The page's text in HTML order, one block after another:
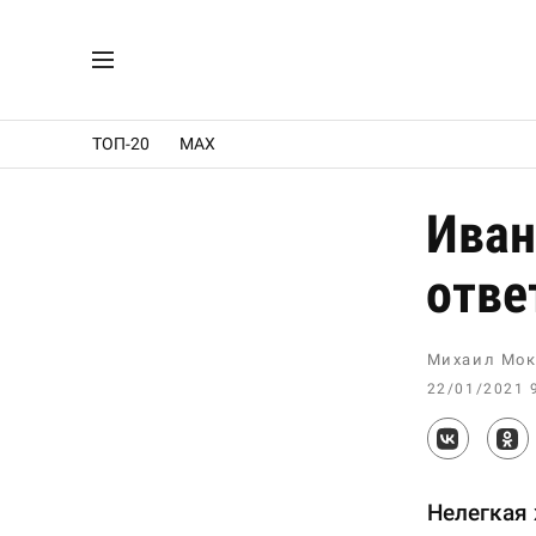
ТОП-20 MAX
Михаил
22/01/2021